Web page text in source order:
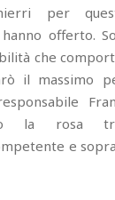
per
offerto.
che
il massimo
la rosa
e